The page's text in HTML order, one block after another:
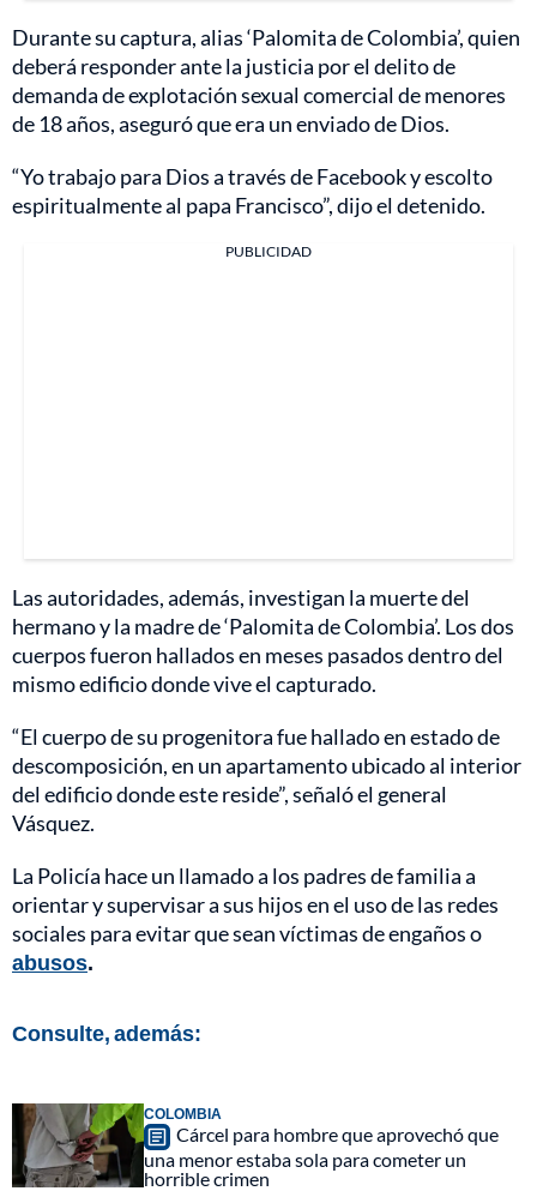
Durante su captura, alias ‘Palomita de Colombia’, quien
deberá responder ante la justicia por el delito de
demanda de explotación sexual comercial de menores
de 18 años, aseguró que era un enviado de Dios.
“Yo trabajo para Dios a través de Facebook y escolto
espiritualmente al papa Francisco”, dijo el detenido.
PUBLICIDAD
Las autoridades, además, investigan la muerte del
hermano y la madre de ‘Palomita de Colombia’. Los dos
cuerpos fueron hallados en meses pasados dentro del
mismo edificio donde vive el capturado.
“El cuerpo de su progenitora fue hallado en estado de
descomposición, en un apartamento ubicado al interior
del edificio donde este reside”, señaló el general
Vásquez.
La Policía hace un llamado a los padres de familia a
orientar y supervisar a sus hijos en el uso de las redes
sociales para evitar que sean víctimas de engaños o
abusos.
Consulte, además:
COLOMBIA
Cárcel para hombre que aprovechó que
una menor estaba sola para cometer un
horrible crimen